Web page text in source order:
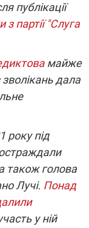
публікації
партії "Слуга
майже
дала
року під
також голова
Лучі. Понад
у ній